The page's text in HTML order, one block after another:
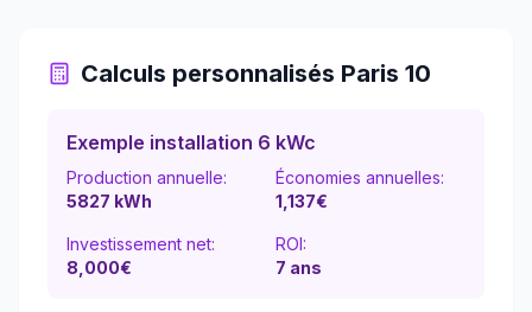
Calculs personnalisés Paris 10
Exemple installation 6 kWc
Production annuelle:
5827 kWh
Économies annuelles:
1,137€
Investissement net:
8,000€
ROI:
7 ans